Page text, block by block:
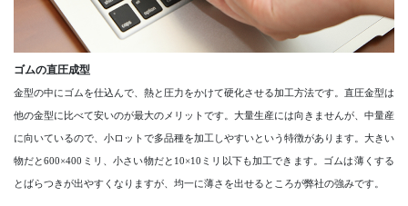
ゴムの直圧成型
金型の中にゴムを仕込んで、熱と圧力をかけて硬化させる加工方法です。直圧金型は
他の金型に比べて安いのが最大のメリットです。大量生産には向きませんが、中量産
に向いているので、小ロットで多品種を加工しやすいという特徴があります。大きい
物だと600×400ミリ、小さい物だと10×10ミリ以下も加工できます。ゴムは薄くする
とばらつきが出やすくなりますが、均一に薄さを出せるところが弊社の強みです。